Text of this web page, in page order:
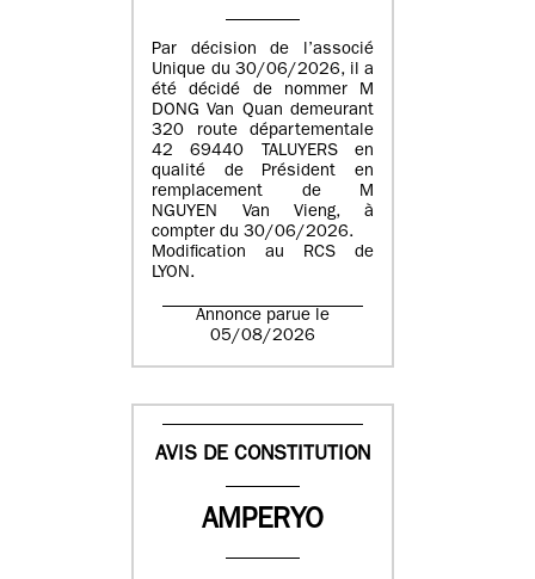
Par décision de l’associé
Unique du 30/06/2026, il a
été décidé de nommer M
DONG Van Quan demeurant
320 route départementale
42 69440 TALUYERS en
qualité de Président en
remplacement de M
NGUYEN Van Vieng, à
compter du 30/06/2026.
Modification au RCS de
LYON.
Annonce parue le
05/08/2026
AVIS DE CONSTITUTION
AMPERYO